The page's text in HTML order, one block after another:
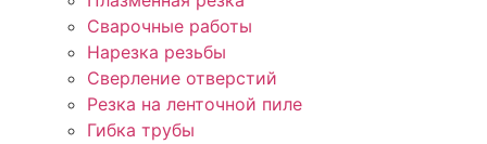
Сварочные работы
Нарезка резьбы
Сверление отверстий
Резка на ленточной пиле
Гибка трубы